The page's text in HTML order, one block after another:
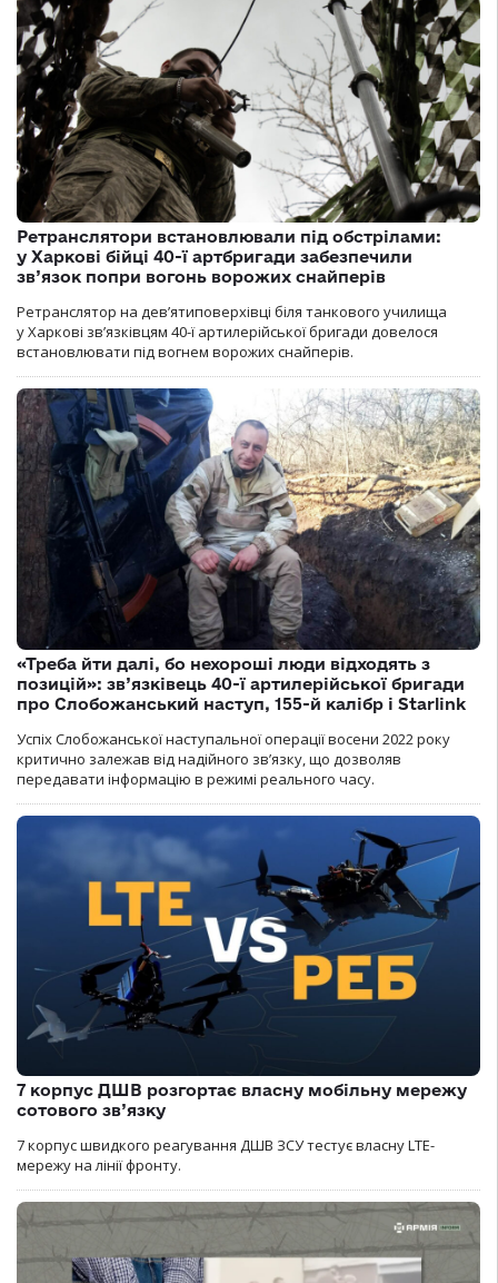
Ретранслятори встановлювали під обстрілами:
у Харкові бійці 40-ї артбригади забезпечили
зв’язок попри вогонь ворожих снайперів
Ретранслятор на дев’ятиповерхівці біля танкового училища
у Харкові зв’язківцям 40-ї артилерійської бригади довелося
встановлювати під вогнем ворожих снайперів.
«Треба йти далі, бо нехороші люди відходять з
позицій»: зв’язківець 40-ї артилерійської бригади
про Слобожанський наступ, 155-й калібр і Starlink
Успіх Слобожанської наступальної операції восени 2022 року
критично залежав від надійного зв’язку, що дозволяв
передавати інформацію в режимі реального часу.
7 корпус ДШВ розгортає власну мобільну мережу
сотового зв’язку
7 корпус швидкого реагування ДШВ ЗСУ тестує власну LTE-
мережу на лінії фронту.